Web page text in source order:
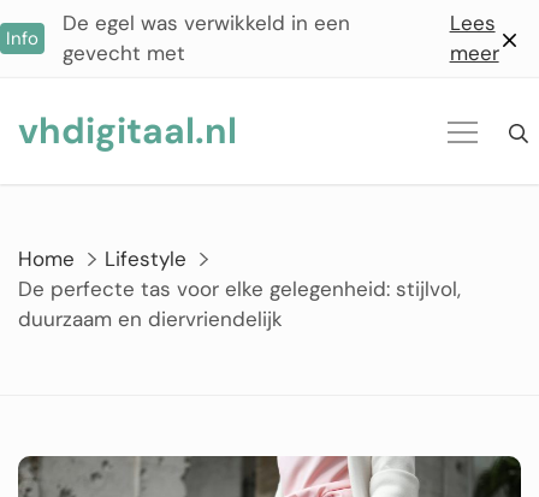
naar
Info
De egel was verwikkeld in een
gevecht met
Lees
meer
vhdigitaal.nl
Home
Lifestyle
De perfecte tas voor elke gelegenheid: stijlvol,
duurzaam en diervriendelijk